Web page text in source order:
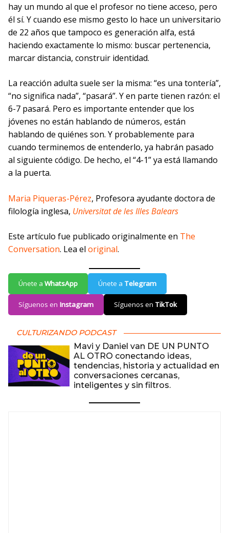
hay un mundo al que el profesor no tiene acceso, pero
él sí. Y cuando ese mismo gesto lo hace un universitario
de 22 años que tampoco es generación alfa, está
haciendo exactamente lo mismo: buscar pertenencia,
marcar distancia, construir identidad.
La reacción adulta suele ser la misma: “es una tontería”,
“no significa nada”, “pasará”. Y en parte tienen razón: el
6-7 pasará. Pero es importante entender que los
jóvenes no están hablando de números, están
hablando de quiénes son. Y probablemente para
cuando terminemos de entenderlo, ya habrán pasado
al siguiente código. De hecho, el “4-1” ya está llamando
a la puerta.
Maria Piqueras-Pérez, Profesora ayudante doctora de
filología inglesa, Universitat de les Illes Balears
Este artículo fue publicado originalmente en The
Conversation. Lea el original.
Únete a WhatsApp Únete a Telegram
Síguenos en Instagram Síguenos en TikTok
CULTURIZANDO PODCAST
Mavi y Daniel van DE UN PUNTO
AL OTRO conectando ideas,
tendencias, historia y actualidad en
conversaciones cercanas,
inteligentes y sin filtros.